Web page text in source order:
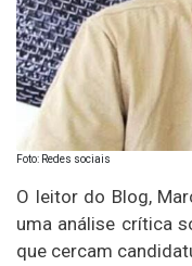
Foto: Redes sociais
O leitor do Blog,
uma análise crítica
que cercam